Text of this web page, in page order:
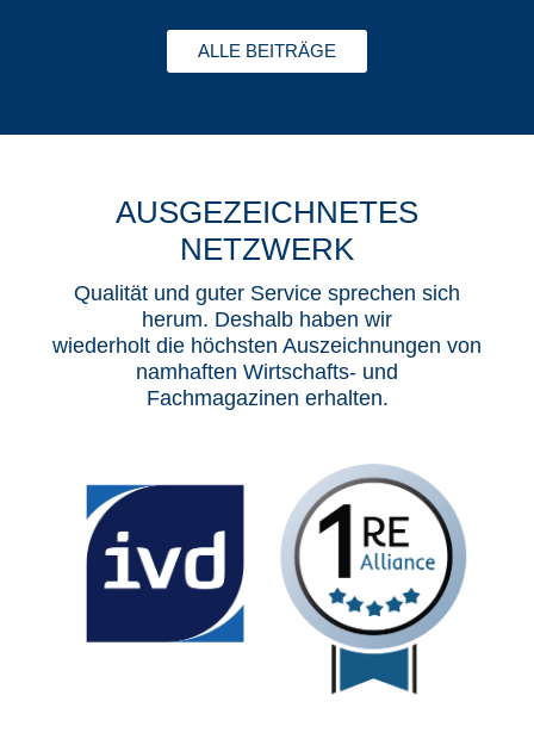
ALLE BEITRÄGE
AUSGEZEICHNETES
NETZWERK
Qualität und guter Service sprechen sich
herum. Deshalb haben wir
wiederholt die höchsten Auszeichnungen von
namhaften Wirtschafts- und
Fachmagazinen erhalten.